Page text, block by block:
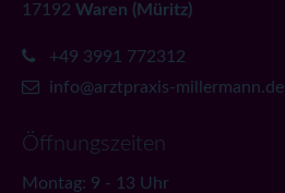
17192 Waren (Müritz)
+49 3991 772312
info@arztpraxis-millermann.de
Öffnungszeiten
Montag: 9 - 13 Uhr